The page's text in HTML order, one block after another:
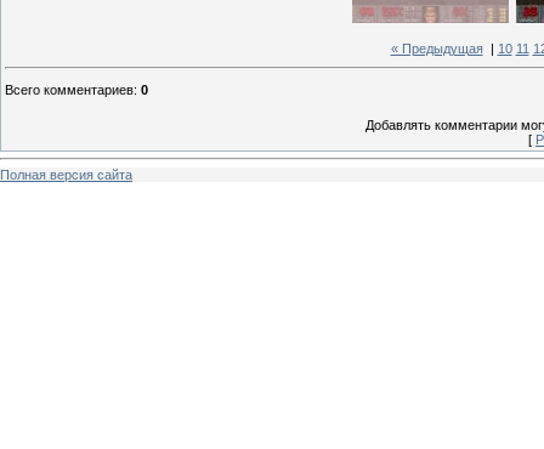
« Предыдущая| 10 11
Всего комментариев: 0
Добавлять комментарии
[
Полная версия сайта